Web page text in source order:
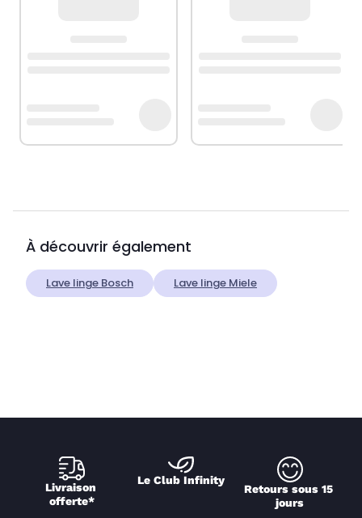
À découvrir également
Lave linge Bosch Lave linge Miele
Livraison
offerte*
Le Club Infinity
Retours sous 15
jours